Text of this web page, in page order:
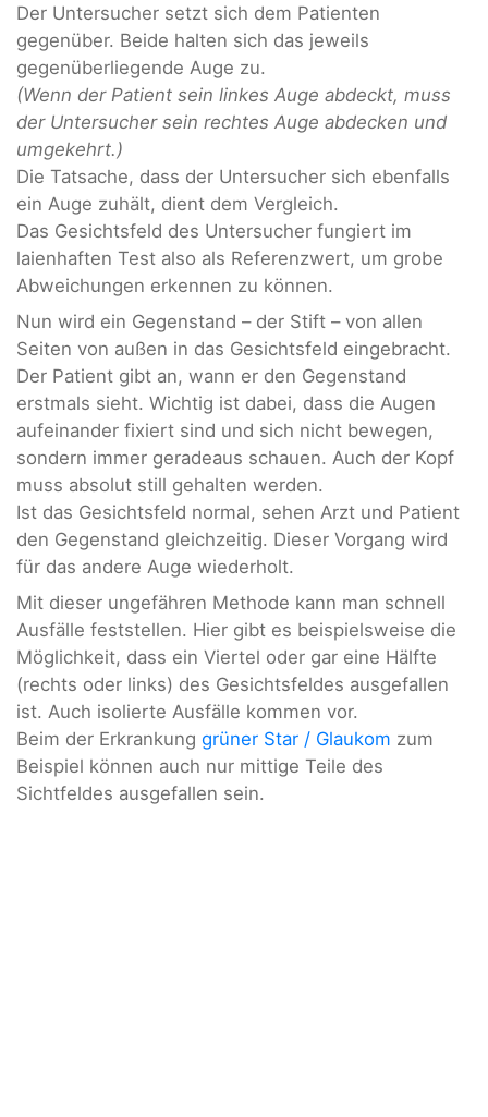
Der Untersucher setzt sich dem Patienten
gegenüber. Beide halten sich das jeweils
gegenüberliegende Auge zu.
(Wenn der Patient sein linkes Auge abdeckt, muss
der Untersucher sein rechtes Auge abdecken und
umgekehrt.)
Die Tatsache, dass der Untersucher sich ebenfalls
ein Auge zuhält, dient dem Vergleich.
Das Gesichtsfeld des Untersucher fungiert im
laienhaften Test also als Referenzwert, um grobe
Abweichungen erkennen zu können.
Nun wird ein Gegenstand – der Stift – von allen
Seiten von außen in das Gesichtsfeld eingebracht.
Der Patient gibt an, wann er den Gegenstand
erstmals sieht. Wichtig ist dabei, dass die Augen
aufeinander fixiert sind und sich nicht bewegen,
sondern immer geradeaus schauen. Auch der Kopf
muss absolut still gehalten werden.
Ist das Gesichtsfeld normal, sehen Arzt und Patient
den Gegenstand gleichzeitig. Dieser Vorgang wird
für das andere Auge wiederholt.
Mit dieser ungefähren Methode kann man schnell
Ausfälle feststellen. Hier gibt es beispielsweise die
Möglichkeit, dass ein Viertel oder gar eine Hälfte
(rechts oder links) des Gesichtsfeldes ausgefallen
ist. Auch isolierte Ausfälle kommen vor.
Beim der Erkrankung grüner Star / Glaukom zum
Beispiel können auch nur mittige Teile des
Sichtfeldes ausgefallen sein.